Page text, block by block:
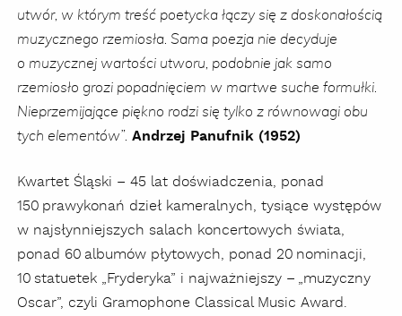
utwór, w którym treść poetycka łączy się z doskonałością
muzycznego rzemiosła. Sama poezja nie decyduje
o muzycznej wartości utworu, podobnie jak samo
rzemiosło grozi popadnięciem w martwe suche formułki.
Nieprzemijające piękno rodzi się tylko z równowagi obu
tych elementów”. Andrzej Panufnik (1952)
Kwartet Śląski – 45 lat doświadczenia, ponad
150 prawykonań dzieł kameralnych, tysiące występów
w najsłynniejszych salach koncertowych świata,
ponad 60 albumów płytowych, ponad 20 nominacji,
10 statuetek „Fryderyka” i najważniejszy – „muzyczny
Oscar”, czyli Gramophone Classical Music Award.